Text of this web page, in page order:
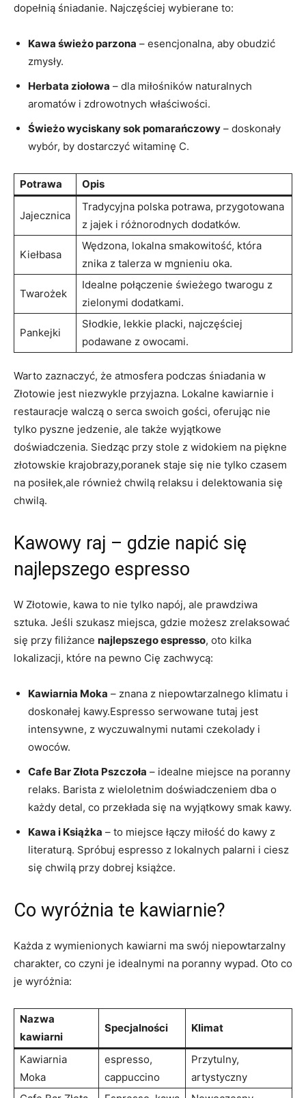
dopełnią śniadanie. Najczęściej wybierane to:
Kawa świeżo parzona – esencjonalna, aby obudzić
zmysły.
Herbata ziołowa – dla miłośników naturalnych
aromatów i zdrowotnych właściwości.
Świeżo wyciskany sok pomarańczowy – doskonały
wybór, by dostarczyć witaminę C.
Potrawa Opis
Jajecznica
Tradycyjna polska potrawa, przygotowana
z jajek i różnorodnych dodatków.
Kiełbasa
Wędzona, lokalna smakowitość, która
znika z talerza w mgnieniu oka.
Twarożek
Idealne połączenie świeżego twarogu z
zielonymi dodatkami.
Pankejki
Słodkie, lekkie placki, najczęściej
podawane z owocami.
Warto zaznaczyć, że atmosfera podczas śniadania w
Złotowie jest niezwykle przyjazna. Lokalne kawiarnie i
restauracje walczą o serca swoich gości, oferując nie
tylko pyszne jedzenie, ale także wyjątkowe
doświadczenia. Siedząc przy stole z widokiem na piękne
złotowskie krajobrazy,poranek staje się nie tylko czasem
na posiłek,ale również chwilą relaksu i delektowania się
chwilą.
Kawowy raj – gdzie napić się
najlepszego espresso
W Złotowie, kawa to nie tylko napój, ale prawdziwa
sztuka. Jeśli szukasz miejsca, gdzie możesz zrelaksować
się przy filiżance najlepszego espresso, oto kilka
lokalizacji, które na pewno Cię zachwycą:
Kawiarnia Moka – znana z niepowtarzalnego klimatu i
doskonałej kawy.Espresso serwowane tutaj jest
intensywne, z wyczuwalnymi nutami czekolady i
owoców.
Cafe Bar Złota Pszczoła – idealne miejsce na poranny
relaks. Barista z wieloletnim doświadczeniem dba o
każdy detal, co przekłada się na wyjątkowy smak kawy.
Kawa i Książka – to miejsce łączy miłość do kawy z
literaturą. Spróbuj espresso z lokalnych palarni i ciesz
się chwilą przy dobrej książce.
Co wyróżnia te kawiarnie?
Każda z wymienionych kawiarni ma swój niepowtarzalny
charakter, co czyni je idealnymi na poranny wypad. Oto co
je wyróżnia:
Nazwa
kawiarni
Specjalności Klimat
Kawiarnia
Moka
espresso,
cappuccino
Przytulny,
artystyczny